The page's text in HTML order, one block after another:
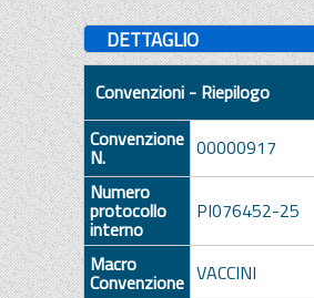
DETTAGLIO
Convenzioni - Riepilogo
Convenzione
N.
00000917
Numero
protocollo
interno
PI076452-25
Macro
Convenzione VACCINI